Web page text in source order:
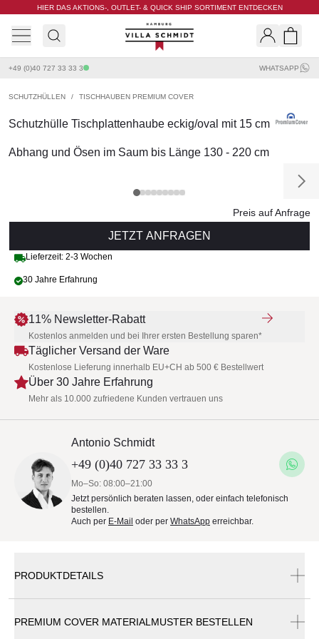
HIER DAS AKTIONS-, OUTLET- & QUICK SHIP SORTIMENT ENTDECKEN
Villa Schmidt
+49 (0)40 727 33 33 3 WHATSAPP
SCHUTZHÜLLEN / TISCHHAUBEN PREMIUM COVER
Schutzhülle Tischplattenhaube eckig/oval mit 15 cm
Abhang und Ösen im Saum bis Länge 130 - 220 cm
Preis auf Anfrage
JETZT ANFRAGEN
Lieferzeit: 2-3 Wochen
30 Jahre Erfahrung
11% Newsletter-Rabatt
Kostenlos anmelden und bei Ihrer ersten Bestellung sparen*
Täglicher Versand der Ware
Kostenlose Lieferung innerhalb EU+CH ab 500 € Bestellwert
Über 30 Jahre Erfahrung
Mehr als 10.000 zufriedene Kunden vertrauen uns
Antonio Schmidt
+49 (0)40 727 33 33 3
Mo–So: 08:00–21:00
Jetzt persönlich beraten lassen, oder einfach telefonisch
bestellen.
Auch per E-Mail oder per WhatsApp erreichbar.
PRODUKTDETAILS
Wenn Sie nur das Cover bestellen möchten, wenden Sie
PREMIUM COVER MATERIALMUSTER BESTELLEN